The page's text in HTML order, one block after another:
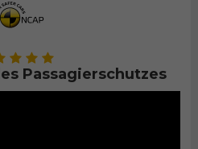
Passagierschutzes